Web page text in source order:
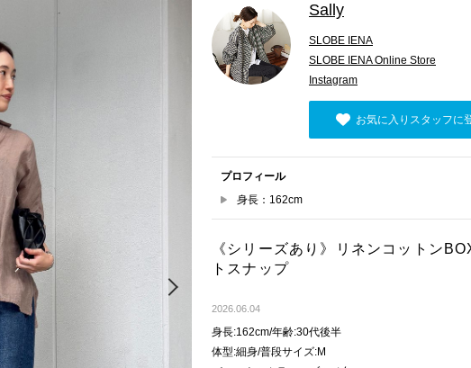
Sally
SLOBE IENA
SLOBE IENA Online Store
Instagram
お気に入りスタッフに
プロフィール
身長：162cm
《シリーズあり》リネンコットン
トスナップ
2026.06.04
身長:162cm/年齢:30代後半
体型:細身/普段サイズ:M